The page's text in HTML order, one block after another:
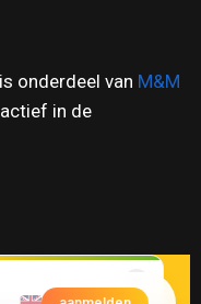
onderdeel van M&M
in de